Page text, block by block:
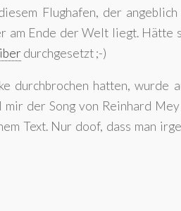
Flughafen, der
am Ende der Welt liegt. Hätte
durchgesetzt ;-)
durchbrochen hatten, wurde
der Song von Reinhard
Text. Nur doof, dass man